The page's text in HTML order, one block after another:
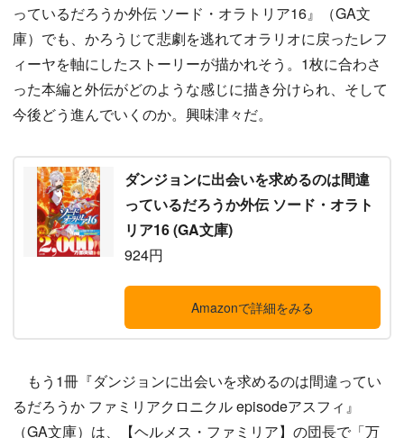
っているだろうか外伝 ソード・オラトリア16』（GA文
庫）でも、かろうじて悲劇を逃れてオラリオに戻ったレフ
ィーヤを軸にしたストーリーが描かれそう。1枚に合わさ
った本編と外伝がどのような感じに描き分けられ、そして
今後どう進んでいくのか。興味津々だ。
ダンジョンに出会いを求めるのは間違
っているだろうか外伝 ソード・オラト
リア16 (GA文庫)
924円
Amazonで詳細をみる
もう1冊『ダンジョンに出会いを求めるのは間違ってい
るだろうか ファミリアクロニクル episodeアスフィ』
（GA文庫）は、【ヘルメス・ファミリア】の団長で「万